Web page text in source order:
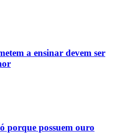
a ensinar devem ser
porque possuem ouro